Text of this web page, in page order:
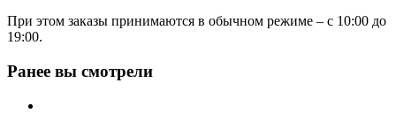
При этом заказы принимаются в обычном режиме – с 10:00 до
19:00.
Ранее вы смотрели